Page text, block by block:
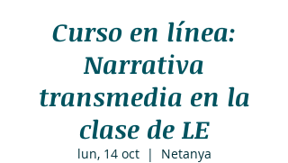
Curso en línea:
Narrativa
transmedia en la
clase de LE
lun, 14 oct
  |
Netanya